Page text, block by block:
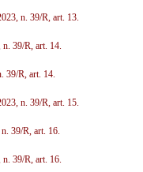
n. 39/R, art. 13.
n. 39/R, art. 14.
39/R, art. 14.
n. 39/R, art. 15.
39/R, art. 16.
n. 39/R, art. 16.